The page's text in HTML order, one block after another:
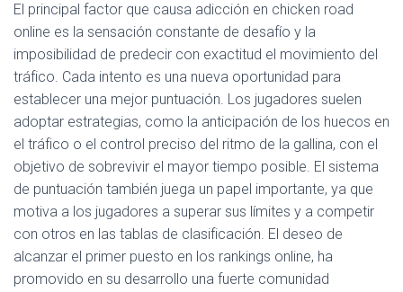
El principal factor que causa adicción en chicken road
online es la sensación constante de desafío y la
imposibilidad de predecir con exactitud el movimiento del
tráfico. Cada intento es una nueva oportunidad para
establecer una mejor puntuación. Los jugadores suelen
adoptar estrategias, como la anticipación de los huecos en
el tráfico o el control preciso del ritmo de la gallina, con el
objetivo de sobrevivir el mayor tiempo posible. El sistema
de puntuación también juega un papel importante, ya que
motiva a los jugadores a superar sus límites y a competir
con otros en las tablas de clasificación. El deseo de
alcanzar el primer puesto en los rankings online, ha
promovido en su desarrollo una fuerte comunidad